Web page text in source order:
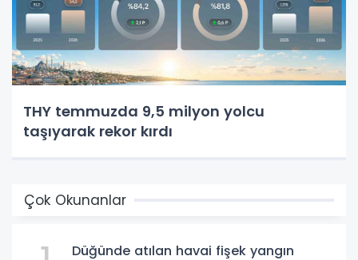
THY temmuzda 9,5 milyon yolcu
taşıyarak rekor kırdı
Çok Okunanlar
Düğünde atılan havai fişek yangın